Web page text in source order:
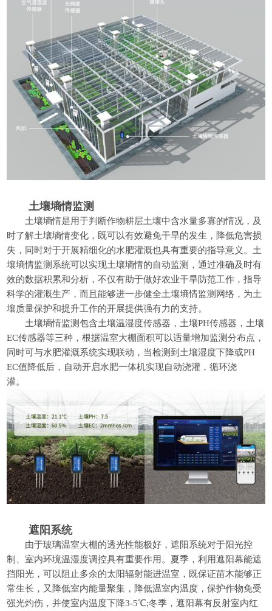
土壤墒情监测
土壤墒情是用于判断作物耕层土壤中含水量多寡的情况，及
时了解土壤墒情变化，既可以有效避免干旱的发生，降低危害损
失，同时对于开展精细化的水肥灌溉也具有重要的指导意义。土
壤墒情监测系统可以实现土壤墒情的自动监测，通过准确及时有
效的数据积累和分析，不仅有助于做好农业干旱防范工作，指导
科学的灌溉生产，而且能够进一步健全土壤墒情监测网络，为土
壤质量保护和提升工作的开展提供强有力的支持。
土壤墒情监测包含土壤温湿度传感器，土壤PH传感器，土壤
EC传感器等三种，根据温室大棚面积可以适量增加监测分布点，
同时可与水肥灌溉系统实现联动，当检测到土壤湿度下降或PH
EC值降低后，自动开启水肥一体机实现自动浇灌，循环浇
灌。
遮阳系统
由于玻璃温室大棚的透光性能极好，遮阳系统对于阳光控
制、室内环境温湿度调控具有重要作用。夏季，利用遮阳幕能遮
挡阳光，可以阻止多余的太阳辐射能进温室，既保证苗木能够正
常生长，又降低室内能量聚集，降低温室内温度，保护作物免受
强光灼伤，并使室内温度下降3-5℃;冬季，遮阳幕有反射室内红